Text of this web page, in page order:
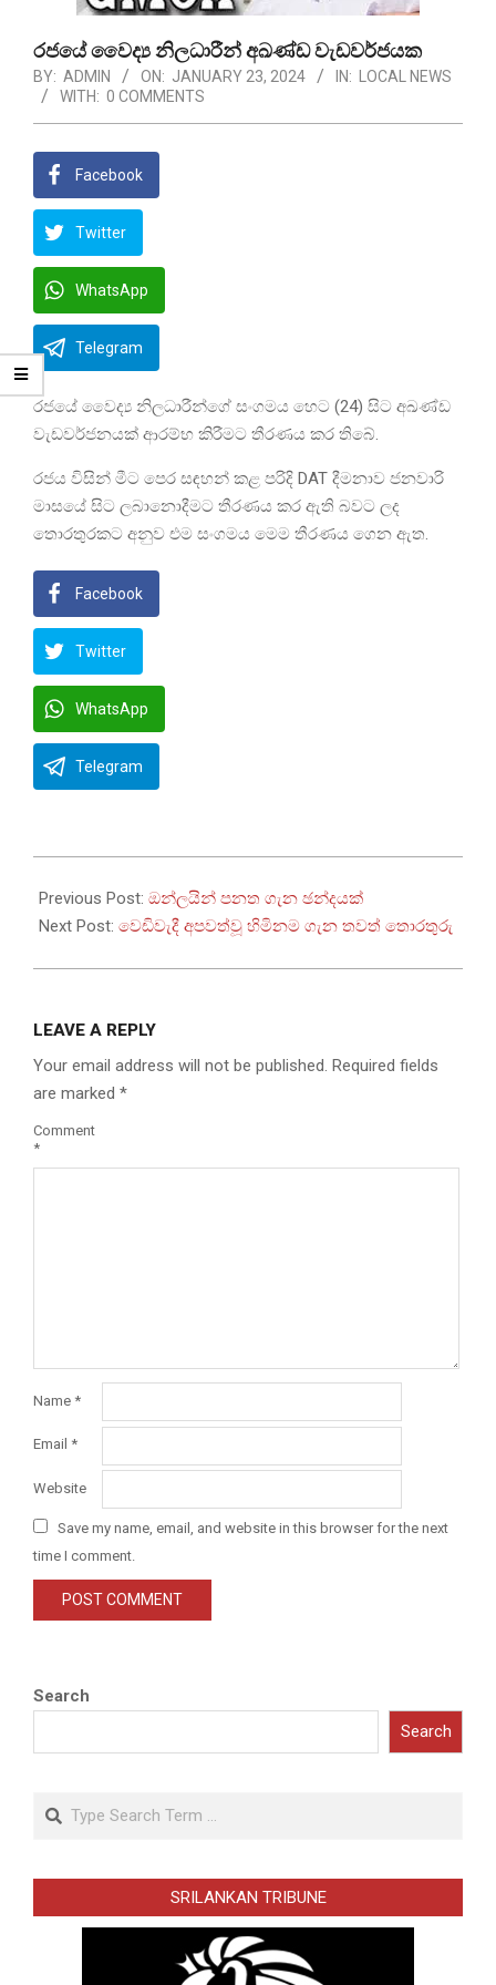
රජයේ වෛද්‍ය නිලධාරීන් අඛණ්ඩ වැඩවර්ජයක
BY: ADMIN ON: JANUARY 23, 2024 IN:
LOCAL NEWS
WITH: 0 COMMENTS
Facebook
Twitter
WhatsApp
Telegram
රජයේ වෛද්‍ය නිලධාරීන්ගේ සංගමය හෙට (24) සිට අඛණ්ඩ
වැඩවර්ජනයක් ආරම්භ කිරීමට තීරණය කර තිබේ.
රජය විසින් මීට පෙර සඳහන් කළ පරිදි DAT දීමනාව ජනවාරි
මාසයේ සිට ලබානොදීමට තීරණය කර ඇති බවට ලද
තොරතුරකට අනුව එම සංගමය මෙම තීරණය ගෙන ඇත.
Facebook
Twitter
WhatsApp
Telegram
01-
23
Previous Post: ඔන්ලයින් පනත ගැන ඡන්දයක්
Next Post: වෙඩිවැදී අපවත්වූ හිමිනම ගැන තවත් තොරතුරු
LEAVE A REPLY
Your email address will not be published. Required fields
are marked *
Comment
*
Name *
Email *
Website
Save my name, email, and website in this browser for the next
time I comment.
Search
Search
Search
SRILANKAN TRIBUNE